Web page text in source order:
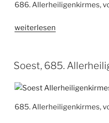
686. Allerheiligenkirmes,
„Soest,
2024“
weiterlesen
Soest, 685.
685. Allerheiligenkirmes,